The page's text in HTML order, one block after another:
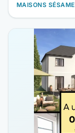
MAISONS SÉSAME